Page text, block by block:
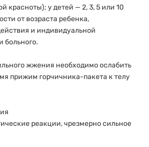
красноты); у детей — 2, 3, 5 или 10
от возраста ребенка,
и индивидуальной
больного.
жжения необходимо ослабить
прижим горчичника-пакета к телу
реакции, чрезмерно сильное